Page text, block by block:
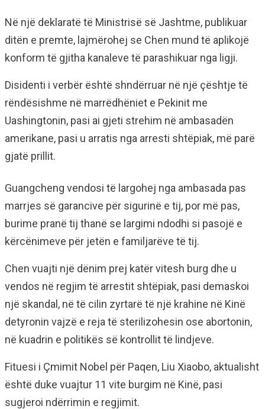
Në një deklaratë të Ministrisë së Jashtme, publikuar
ditën e premte, lajmërohej se Chen mund të aplikojë
konform të gjitha kanaleve të parashikuar nga ligji.
Disidenti i verbër është shndërruar në një çështje të
rëndësishme në marrëdhëniet e Pekinit me
Uashingtonin, pasi ai gjeti strehim në ambasadën
amerikane, pasi u arratis nga arresti shtëpiak, më parë
gjatë prillit.
Guangcheng vendosi të largohej nga ambasada pas
marrjes së garancive për sigurinë e tij, por më pas,
burime pranë tij thanë se largimi ndodhi si pasojë e
kërcënimeve për jetën e familjarëve të tij.
Chen vuajti një dënim prej katër vitesh burg dhe u
vendos në regjim të arrestit shtëpiak, pasi demaskoi
një skandal, në të cilin zyrtarë të një krahine në Kinë
detyronin vajzë e reja të sterilizohesin ose abortonin,
në kuadrin e politikës së kontrollit të lindjeve.
Fituesi i Çmimit Nobel për Paqen, Liu Xiaobo, aktualisht
është duke vuajtur 11 vite burgim në Kinë, pasi
sugjeroi ndërrimin e regjimit.